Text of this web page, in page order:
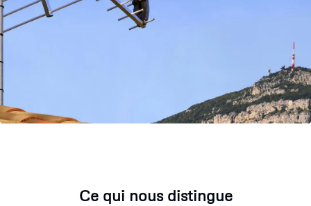
Ce qui nous distingue